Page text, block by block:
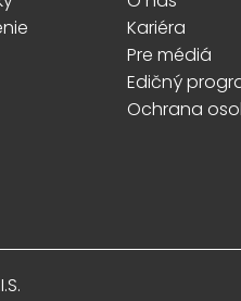
Kariéra
Pre médiá
Edičný
Ochrana